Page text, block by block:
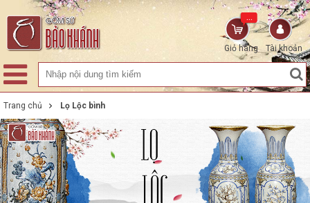
Tài khoản
Giỏ hàng
...
Trang chủ Lọ Lộc bình